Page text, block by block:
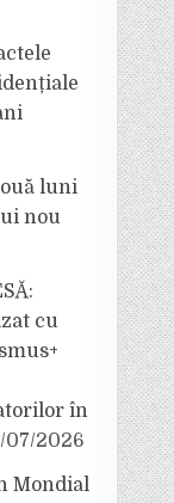
luni
nou
cu
în
07/2026
Mondial